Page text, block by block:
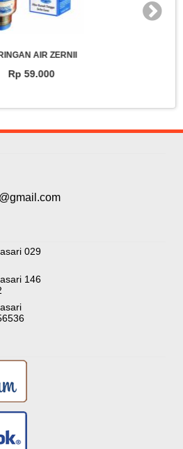
AIR ZERNII
Rp 59.000
029
146